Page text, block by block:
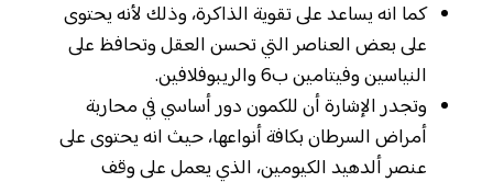
كما انه يساعد على تقوية الذاكرة، وذلك لأنه يحتوى
على بعض العناصر التي تحسن العقل وتحافظ على
النياسين وفيتامين ب6 والريبوفلافين.
وتجدر الإشارة أن للكمون دور أساسي في محاربة
أمراض السرطان بكافة أنواعها، حيث انه يحتوى على
عنصر ألدهيد الكيومين، الذي يعمل على وقف